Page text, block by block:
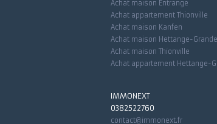
Achat maison Entrange
Achat appartement Thionville
Achat maison Kanfen
Achat maison Hettange-Grande
Achat maison Thionville
Achat appartement Hettange-
IMMONEXT
0382522760
contact@immonext.fr